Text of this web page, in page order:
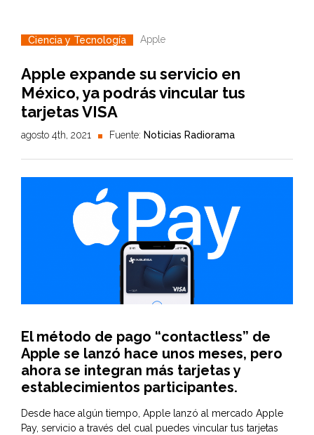
Ciencia y Tecnología Apple
Apple expande su servicio en
México, ya podrás vincular tus
tarjetas VISA
agosto 4th, 2021 Fuente: Noticias Radiorama
El método de pago “contactless” de
Apple se lanzó hace unos meses, pero
ahora se integran más tarjetas y
establecimientos participantes.
Desde hace algún tiempo, Apple lanzó al mercado Apple
Pay, servicio a través del cual puedes vincular tus tarjetas